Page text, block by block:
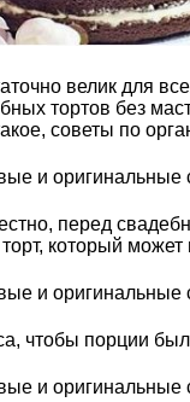
велик для
тортов без
советы по
перед
который может
чтобы порции